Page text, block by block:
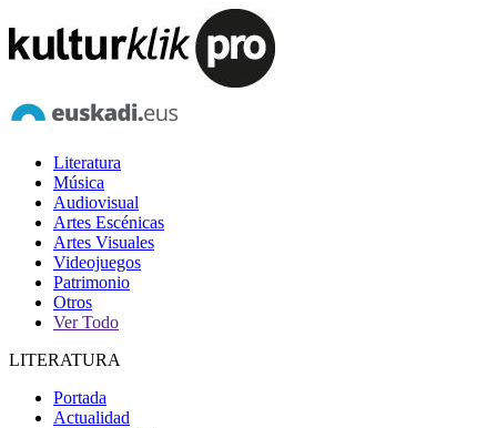
Literatura
Música
Audiovisual
Artes Escénicas
Artes Visuales
Videojuegos
Patrimonio
Otros
Ver Todo
LITERATURA
Portada
Actualidad